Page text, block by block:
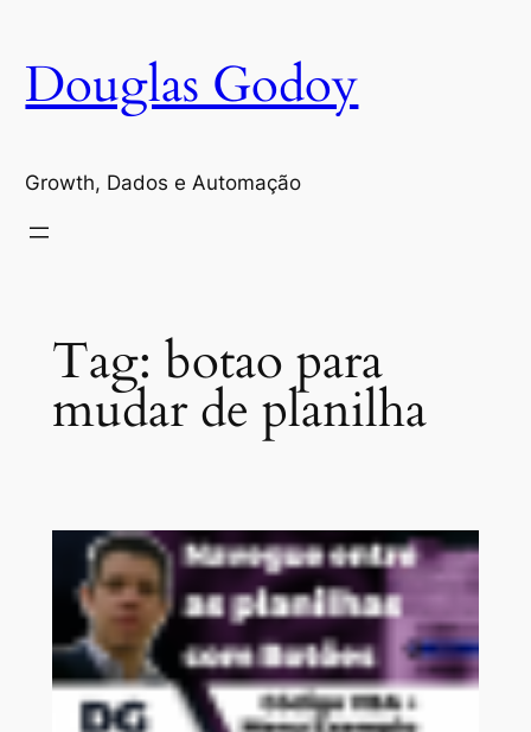
conteúdo
Douglas Godoy
Growth, Dados e Automação
Tag: botao para
mudar de planilha